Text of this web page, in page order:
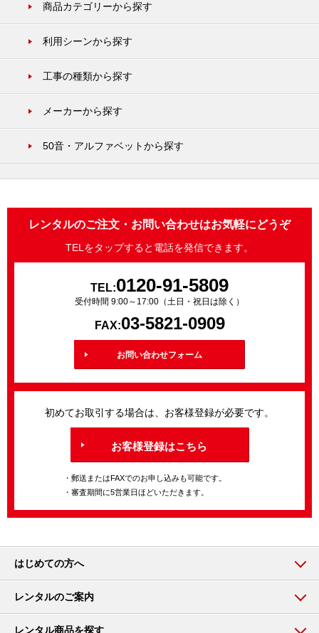
商品カテゴリーから探す
利用シーンから探す
工事の種類から探す
メーカーから探す
50音・アルファベットから探す
レンタルのご注文・お問い合わせはお気軽にどうぞ
TELをタップすると電話を発信できます。
TEL:0120-91-5809
受付時間 9:00～17:00（土日・祝日は除く）
FAX:03-5821-0909
お問い合わせフォーム
初めてお取引する場合は、お客様登録が必要です。
お客様登録はこちら
・郵送またはFAXでのお申し込みも可能です。
・審査期間に5営業日ほどいただきます。
はじめての方へ
レンタルのご案内
レンタル商品を探す